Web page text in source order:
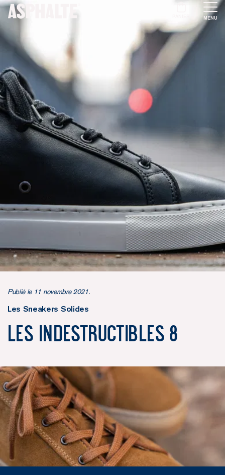
MENU
Publié le 11 novembre 2021.
Les Sneakers Solides
Les Indestructibles 8